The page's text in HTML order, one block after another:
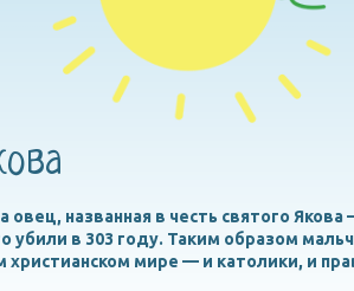
названная в честь святого Якова
убили в 303 году. Таким образом
мире — и католики, и